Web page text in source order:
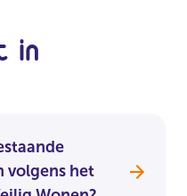
in
volgens het